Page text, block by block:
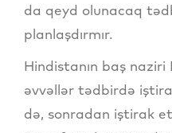
da qeyd olunacaq
planlaşdırmır.
Hindistanın baş
əvvəllər tədbirdə
də, sonradan iştirak